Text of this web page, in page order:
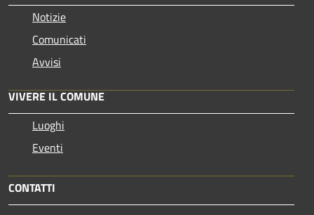
Notizie
Comunicati
Avvisi
VIVERE IL COMUNE
Luoghi
Eventi
CONTATTI